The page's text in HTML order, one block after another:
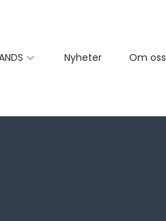
Nyheter Om oss